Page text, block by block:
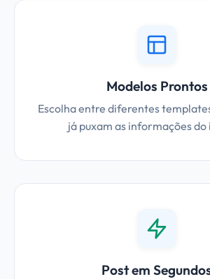
Modelos Prontos
Escolha entre diferentes
já puxam as informações do
Post em